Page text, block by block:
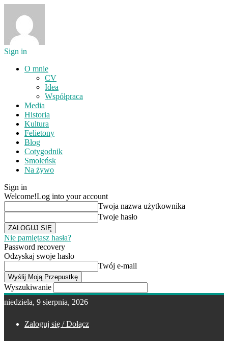
Sign in
O mnie
CV
Idea
Współpraca
Media
Historia
Kultura
Felietony
Blog
Cotygodnik
Smoleńsk
Na żywo
Sign in
Welcome!Log into your account
Twoja nazwa użytkownika
Twoje hasło
Nie pamiętasz hasła?
Password recovery
Odzyskaj swoje hasło
Twój e-mail
Wyszukiwanie
niedziela, 9 sierpnia, 2026
Zaloguj się / Dołącz